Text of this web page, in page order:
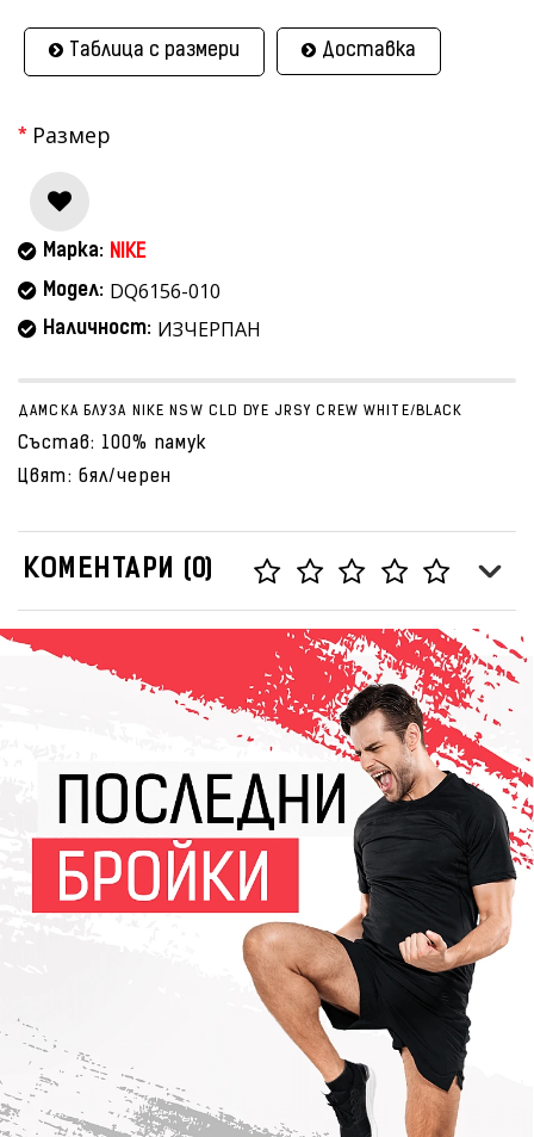
Таблица с размери Доставка
Размер
Марка: NIKE
Модел: DQ6156-010
Наличност: ИЗЧЕРПАН
ДАМСКА БЛУЗА NIKE NSW CLD DYE JRSY CREW WHITE/BLACK
Състав: 100% памук
Цвят: бял/черен
КОМЕНТАРИ (0)